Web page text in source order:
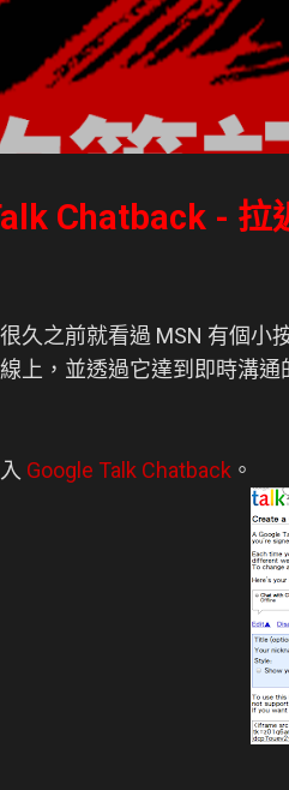
的筆記
note.drx.tw
Chatback - 拉
久之前就看過 MSN 有個小
上，並透過它達到即時溝
Google Talk Chatback 。